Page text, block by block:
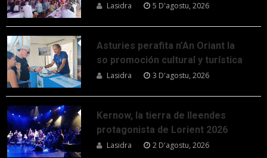
Lasidra 5 D'agostu, 2026
Asturies perafita n’An Oriant la
so promoción cultural y turística
Lasidra 3 D'agostu, 2026
Kernow, la tierra de lleendes
protagonista de Lorient 2026
Lasidra 2 D'agostu, 2026